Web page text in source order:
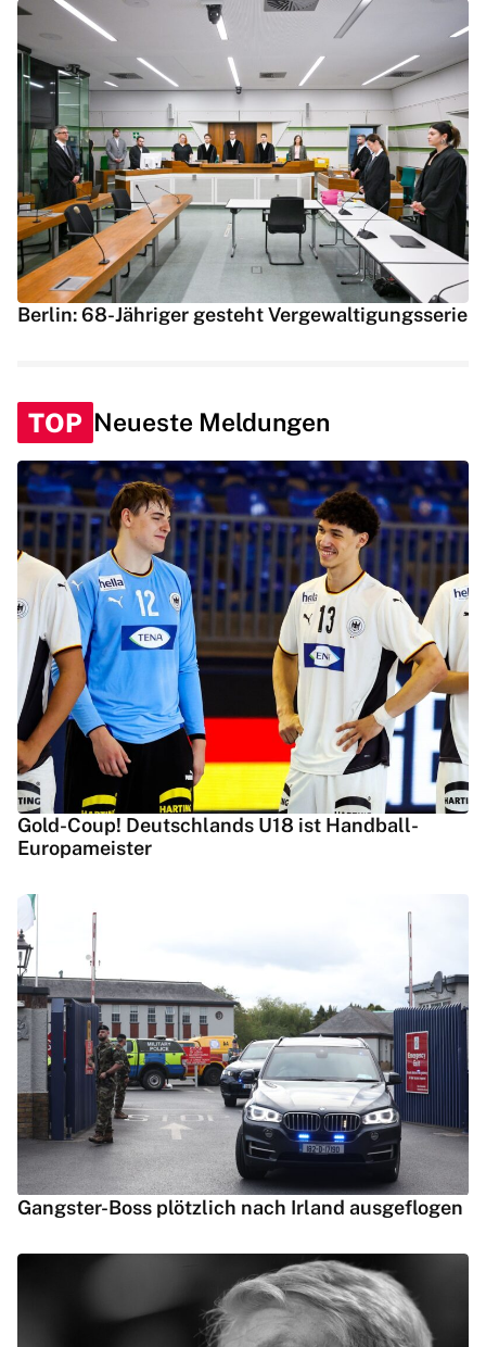
Berlin: 68-Jähriger gesteht Vergewaltigungsserie
TOP Neueste Meldungen
Gold-Coup! Deutschlands U18 ist Handball-
Europameister
Gangster-Boss plötzlich nach Irland ausgeflogen